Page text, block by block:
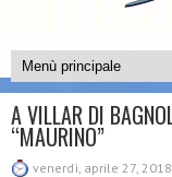
A VILLAR DI
“MAURINO”
venerdì, aprile 27, 2018